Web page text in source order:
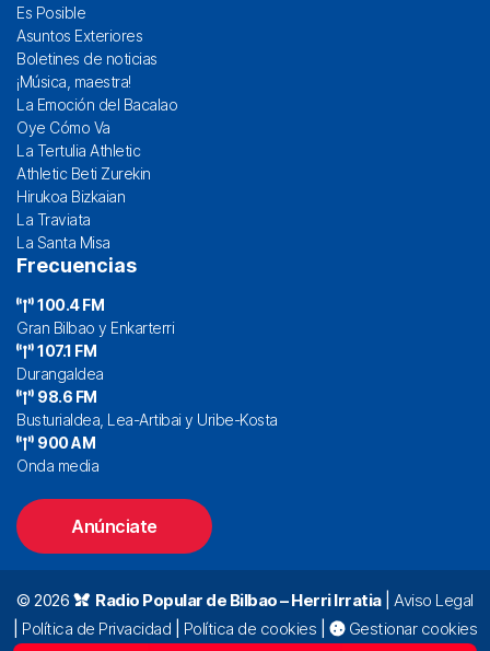
Es Posible
Asuntos Exteriores
Boletines de noticias
¡Música, maestra!
La Emoción del Bacalao
Oye Cómo Va
La Tertulia Athletic
Athletic Beti Zurekin
Hirukoa Bizkaian
La Traviata
La Santa Misa
Frecuencias
100.4 FM
Gran Bilbao y Enkarterri
107.1 FM
Durangaldea
98.6 FM
Busturialdea, Lea-Artibai y Uribe-Kosta
900 AM
Onda media
Anúnciate
© 2026 Radio Popular de Bilbao – Herri Irratia|Aviso Legal
Política de Privacidad Política de cookies
Gestionar cookies